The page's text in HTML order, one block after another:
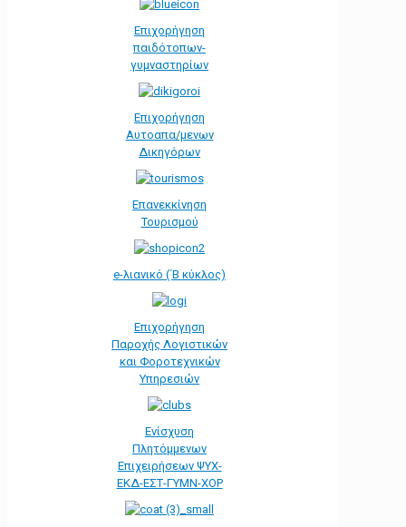
Επιχορήγηση
παιδότοπων-
γυμναστηρίων
Επιχορήγηση
Αυτοαπα/μενων
Δικηγόρων
Επανεκκίνηση
Τουρισμού
e-λιανικό (΄Β κύκλος)
Επιχορήγηση
Παροχής Λογιστικών
και Φοροτεχνικών
Υπηρεσιών
Ενίσχυση
Πλητόμμενων
Επιχειρήσεων ΨΥΧ-
ΕΚΔ-ΕΣΤ-ΓΥΜΝ-ΧΟΡ